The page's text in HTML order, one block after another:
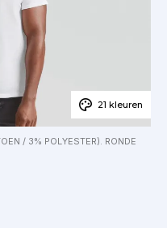
21 kleuren
/ 3% POLYESTER). RONDE